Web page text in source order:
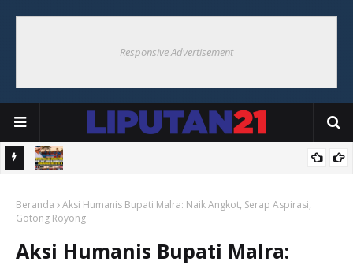
Responsive Advertisement
Semarakkan HUT Ke-81 RI
Beranda
Aksi Humanis Bupati Malra: Naik Angkot, Serap Aspirasi,
Gotong Royong
Aksi Humanis Bupati Malra: